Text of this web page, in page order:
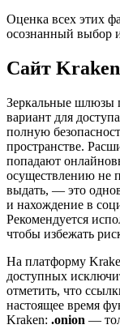
Оценка всех этих
осознанный выбор
Сайт Kraken
Зеркальные шлюзы
вариант для
полную
пространстве.
попадают
осуществлению не
выдать, — это
и нахождение в
Рекомендуется
чтобы избежать
На платформу
доступных
отметить, что
настоящее время
Kraken: .onion —